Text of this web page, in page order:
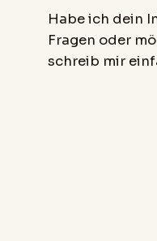
Habe ich dein
Fragen oder
schreib mir